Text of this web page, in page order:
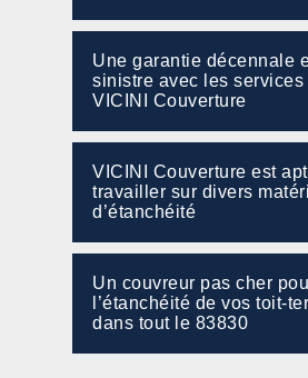
Une garantie décennale
sinistre avec les services
VICINI Couverture
VICINI Couverture est
travailler sur divers
d’étanchéité
Un couvreur pas cher
l’étanchéité de vos toit-
dans tout le 83830